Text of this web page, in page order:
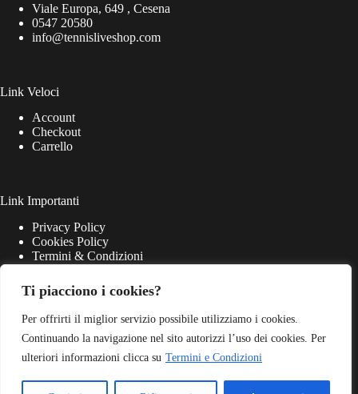
Ti piacciono i cookies?
Per offrirti il miglior servizio possibile utilizziamo i cookies.
Continuando la navigazione nel sito autorizzi l’uso dei cookies. Per
ulteriori informazioni clicca su Termini e Condizioni
Viale Europa, 649 , Cesena
0547 20580
info@tennisliveshop.com
Link Veloci
Account
Checkout
Carrello
Link Importanti
Privacy Policy
Cookies Policy
Termini & Condizioni